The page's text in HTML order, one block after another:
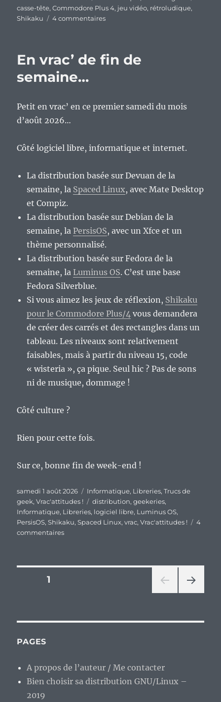
le
casse-tête,Commodore Plus 4, jeu vidéo, rétroludique,
Shikaku
4 commentairessur
Commodore
presque
En vrac’ de fin de
semaine…
Petit en vrac’ en ce premier samedi du mois
d’août 2026…
Côté logiciel libre, informatique et internet.
La distribution basée sur Devuan de la
semaine, la Spaced Linux, avec Mate Desktop
et Compiz.
La distribution basée sur Debian de la
semaine, la PersisOS, avec un Xfce et un
thème personnalisé.
La distribution basée sur Fedora de la
semaine, la Luminus OS. C’est une base
Fedora Silverblue.
Si vous aimez les jeux de réflexion, Shikaku
pour le Commodore Plus/4 vous demandera
de créer des carrés et des rectangles dans un
tableau. Les niveaux sont relativement
faisables, mais à partir du niveau 15, code
« wisteria », ça pique. Seul hic ? Pas de sons
ni de musique, dommage !
Côté culture ?
Rien pour cette fois.
Sur ce, bonne fin de week-end !
Publié
le
samedi 1 août 2026 Catégories
Informatique, Libreries,Trucs de
geek,Vrac'attitudes ! Étiquettes
distribution,geekeries,
Informatique, Libreries, logiciel libre, Luminus OS,
PersisOS,Shikaku,Spaced Linux,vrac,Vrac'attitudes !
4
commentairessur
Pagination
publications
PAGE1
ANT
PAGES
A propos de l’auteur / Me contacter
Bien choisir sa distribution GNU/Linux –
2019